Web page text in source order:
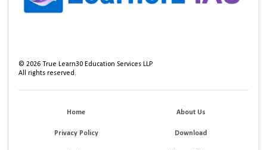
©2026 True Learn30 Education Services LLP
All rights reserved.
Home About Us
Privacy Policy Download